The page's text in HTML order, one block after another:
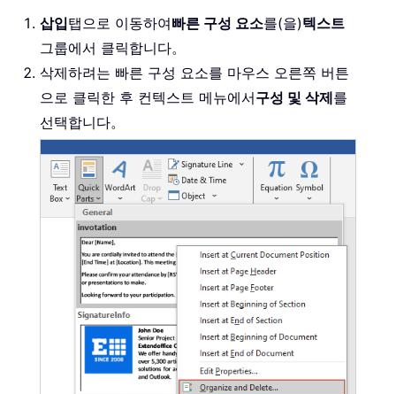
삽입탭으로 이동하여빠른 구성 요소를(을)텍스트
그룹에서 클릭합니다。
삭제하려는 빠른 구성 요소를 마우스 오른쪽 버튼
으로 클릭한 후 컨텍스트 메뉴에서구성 및 삭제를
선택합니다。